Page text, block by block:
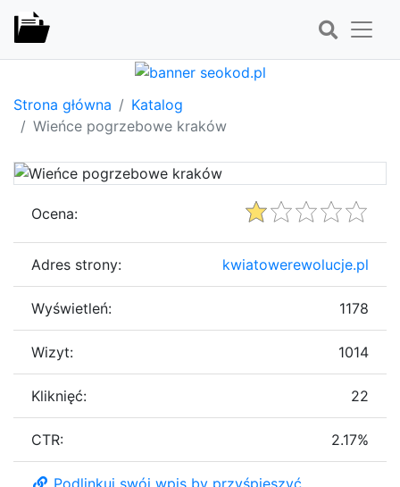
Strona główna
Katalog
Wieńce pogrzebowe kraków
Ocena:
Adres strony: kwiatowerewolucje.pl
Wyświetleń: 1178
Wizyt: 1014
Kliknięć: 22
CTR: 2.17%
Podlinkuj swój wpis by przyśpieszyć